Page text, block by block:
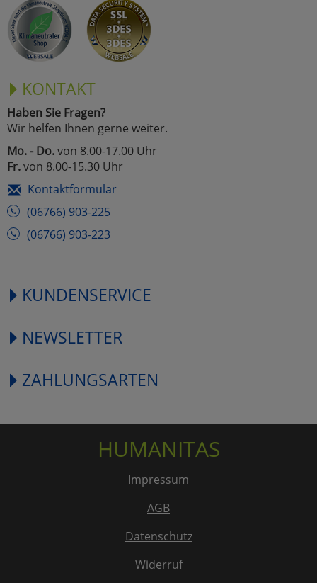
KONTAKT
Haben Sie Fragen?
Wir helfen Ihnen gerne weiter.
Mo. - Do.von 8.00-17.00 Uhr
Fr.von 8.00-15.30 Uhr
Kontaktformular
(06766) 903-225
(06766) 903-223
KUNDENSERVICE
NEWSLETTER
ZAHLUNGSARTEN
HUMANITAS
Impressum
AGB
Datenschutz
Widerruf